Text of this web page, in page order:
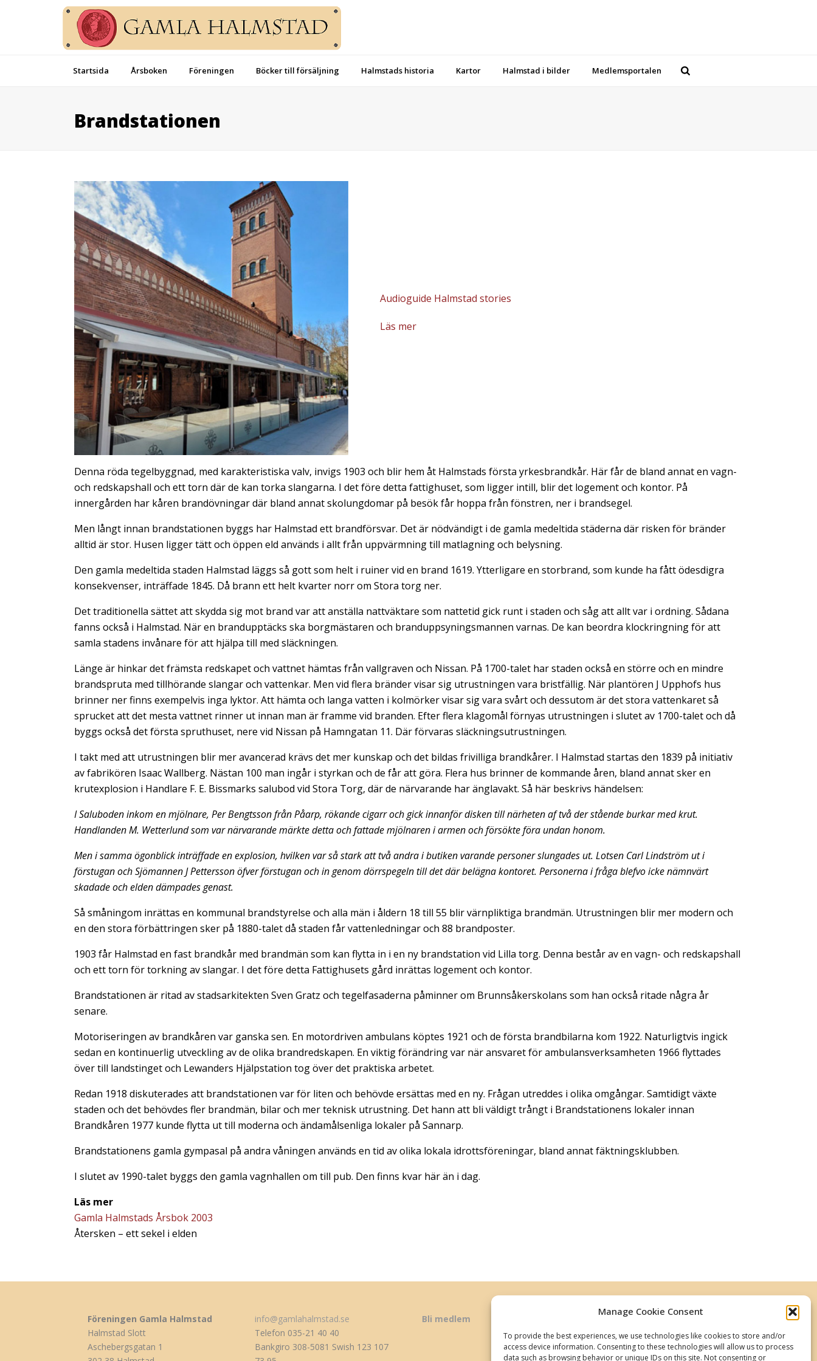
Manage Cookie Consent
To provide the best experiences, we use technologies like cookies to store and/or
access device information. Consenting to these technologies will allow us to process
data such as browsing behavior or unique IDs on this site. Not consenting or
Startsida Årsboken Föreningen Böcker till försäljning Halmstads historia Kartor Halmstad i bilder Medlemsportalen
Brandstationen
Audioguide Halmstad stories
Läs mer
Denna röda tegelbyggnad, med karakteristiska valv, invigs 1903 och blir hem åt Halmstads första yrkesbrandkår. Här får de bland annat en vagn-
och redskapshall och ett torn där de kan torka slangarna. I det före detta fattighuset, som ligger intill, blir det logement och kontor. På
innergården har kåren brandövningar där bland annat skolungdomar på besök får hoppa från fönstren, ner i brandsegel.
Men långt innan brandstationen byggs har Halmstad ett brandförsvar. Det är nödvändigt i de gamla medeltida städerna där risken för bränder
alltid är stor. Husen ligger tätt och öppen eld används i allt från uppvärmning till matlagning och belysning.
Den gamla medeltida staden Halmstad läggs så gott som helt i ruiner vid en brand 1619. Ytterligare en storbrand, som kunde ha fått ödesdigra
konsekvenser, inträffade 1845. Då brann ett helt kvarter norr om Stora torg ner.
Det traditionella sättet att skydda sig mot brand var att anställa nattväktare som nattetid gick runt i staden och såg att allt var i ordning. Sådana
fanns också i Halmstad. När en brandupptäcks ska borgmästaren och branduppsyningsmannen varnas. De kan beordra klockringning för att
samla stadens invånare för att hjälpa till med släckningen.
Länge är hinkar det främsta redskapet och vattnet hämtas från vallgraven och Nissan. På 1700-talet har staden också en större och en mindre
brandspruta med tillhörande slangar och vattenkar. Men vid flera bränder visar sig utrustningen vara bristfällig. När plantören J Upphofs hus
brinner ner finns exempelvis inga lyktor. Att hämta och langa vatten i kolmörker visar sig vara svårt och dessutom är det stora vattenkaret så
sprucket att det mesta vattnet rinner ut innan man är framme vid branden. Efter flera klagomål förnyas utrustningen i slutet av 1700-talet och då
byggs också det första spruthuset, nere vid Nissan på Hamngatan 11. Där förvaras släckningsutrustningen.
I takt med att utrustningen blir mer avancerad krävs det mer kunskap och det bildas frivilliga brandkårer. I Halmstad startas den 1839 på initiativ
av fabrikören Isaac Wallberg. Nästan 100 man ingår i styrkan och de får att göra. Flera hus brinner de kommande åren, bland annat sker en
krutexplosion i Handlare F. E. Bissmarks salubod vid Stora Torg, där de närvarande har änglavakt. Så här beskrivs händelsen:
I Saluboden inkom en mjölnare, Per Bengtsson från Påarp, rökande cigarr och gick innanför disken till närheten af två der stående burkar med krut.
Handlanden M. Wetterlund som var närvarande märkte detta och fattade mjölnaren i armen och försökte föra undan honom.
Men i samma ögonblick inträffade en explosion, hvilken var så stark att två andra i butiken varande personer slungades ut. Lotsen Carl Lindström ut i
förstugan och Sjömannen J Pettersson öfver förstugan och in genom dörrspegeln till det där belägna kontoret. Personerna i fråga blefvo icke nämnvärt
skadade och elden dämpades genast.
Så småningom inrättas en kommunal brandstyrelse och alla män i åldern 18 till 55 blir värnpliktiga brandmän. Utrustningen blir mer modern och
en den stora förbättringen sker på 1880-talet då staden får vattenledningar och 88 brandposter.
1903 får Halmstad en fast brandkår med brandmän som kan flytta in i en ny brandstation vid Lilla torg. Denna består av en vagn- och redskapshall
och ett torn för torkning av slangar. I det före detta Fattighusets gård inrättas logement och kontor.
Brandstationen är ritad av stadsarkitekten Sven Gratz och tegelfasaderna påminner om Brunnsåkerskolans som han också ritade några år
senare.
Motoriseringen av brandkåren var ganska sen. En motordriven ambulans köptes 1921 och de första brandbilarna kom 1922. Naturligtvis ingick
sedan en kontinuerlig utveckling av de olika brandredskapen. En viktig förändring var när ansvaret för ambulansverksamheten 1966 flyttades
över till landstinget och Lewanders Hjälpstation tog över det praktiska arbetet.
Redan 1918 diskuterades att brandstationen var för liten och behövde ersättas med en ny. Frågan utreddes i olika omgångar. Samtidigt växte
staden och det behövdes fler brandmän, bilar och mer teknisk utrustning. Det hann att bli väldigt trångt i Brandstationens lokaler innan
Brandkåren 1977 kunde flytta ut till moderna och ändamålsenliga lokaler på Sannarp.
Brandstationens gamla gympasal på andra våningen används en tid av olika lokala idrottsföreningar, bland annat fäktningsklubben.
I slutet av 1990-talet byggs den gamla vagnhallen om till pub. Den finns kvar här än i dag.
Läs mer
Gamla Halmstads Årsbok 2003
Återsken – ett sekel i elden
Föreningen Gamla Halmstad
Halmstad Slott
Aschebergsgatan 1
info@gamlahalmstad.se
Telefon 035-21 40 40
Bankgiro 308-5081 Swish 123 107
Bli medlem